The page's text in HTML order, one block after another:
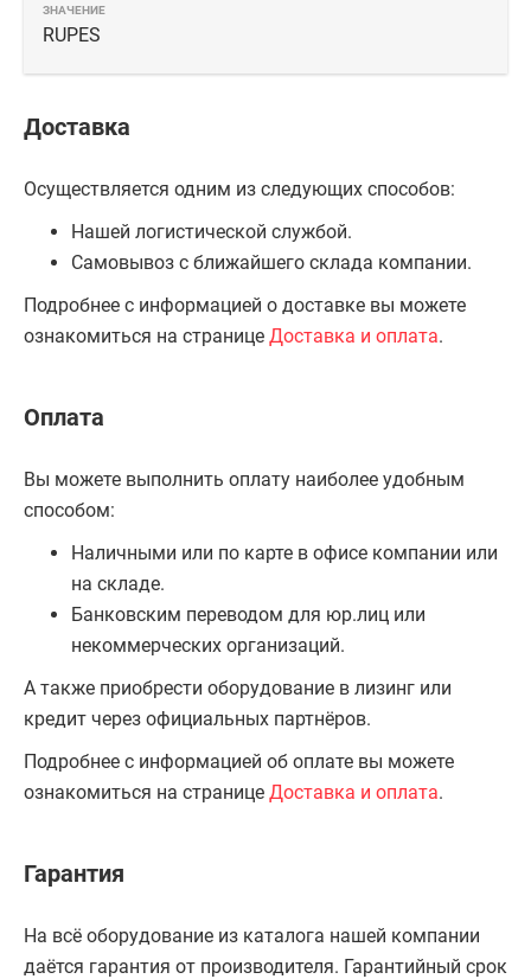
RUPES
Доставка
Осуществляется одним из следующих способов:
Нашей логистической службой.
Самовывоз с ближайшего склада компании.
Подробнее с информацией о доставке вы можете
ознакомиться на странице Доставка и оплата.
Оплата
Вы можете выполнить оплату наиболее удобным
способом:
Наличными или по карте в офисе компании или
на складе.
Банковским переводом для юр.лиц или
некоммерческих организаций.
А также приобрести оборудование в лизинг или
кредит через официальных партнёров.
Подробнее с информацией об оплате вы можете
ознакомиться на странице Доставка и оплата.
Гарантия
На всё оборудование из каталога нашей компании
даётся гарантия от производителя. Гарантийный срок